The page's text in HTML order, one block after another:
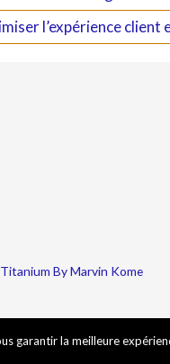
l’expérience client
Titanium By Marvin Kome
garantir la meilleure